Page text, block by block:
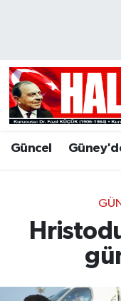
Güncel
Hava Durumu
Trafik Durumu
Tüm
Son Dakika
Haber Arşivi